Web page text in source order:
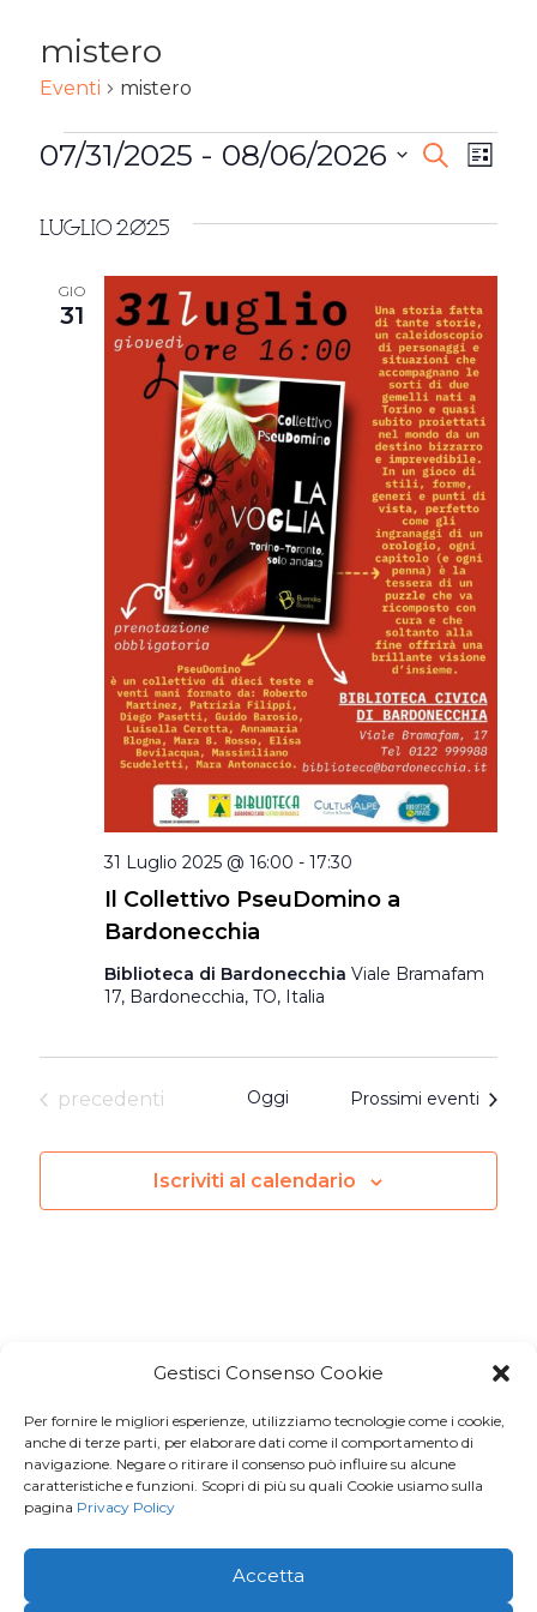
Gestisci Consenso Cookie
Per fornire le migliori esperienze, utilizziamo tecnologie come i cookie,
anche di terze parti, per elaborare dati come il comportamento di
navigazione. Negare o ritirare il consenso può influire su alcune
caratteristiche e funzioni. Scopri di più su quali Cookie usiamo sulla
pagina Privacy Policy
Accetta
mistero
Eventi mistero
EVENTI
EVENTI
VISTE
CercaLista
07/31/2025 - 08/06/2026
la
Luglio 2025
GIO
31
Il Collettivo PseuDomino a
Bardonecchia
31 Luglio 2025 @ 16:00 - 17:30
Biblioteca di Bardonecchia Viale Bramafam
17, Bardonecchia, TO, Italia
Eventi
precedenti Oggi Prossimi eventi
Iscriviti al calendario
Iscriviti aMacondo Post, la
Newsletter di BuendiaBooks
La voglio!